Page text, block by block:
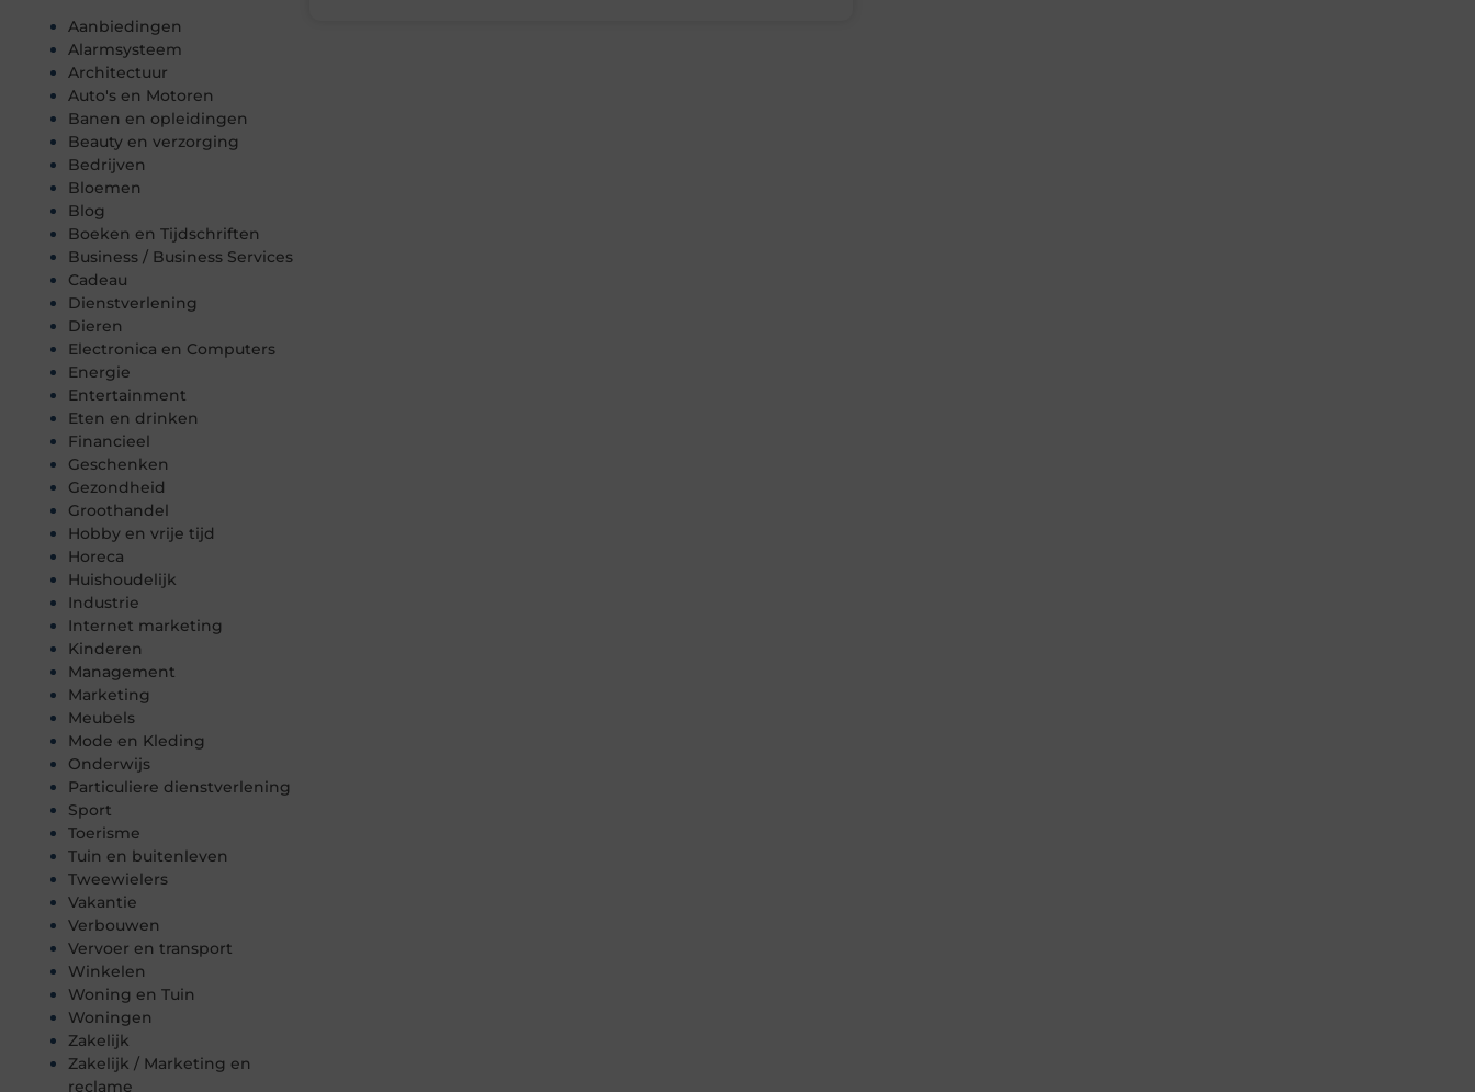
Aanbiedingen
Alarmsysteem
Architectuur
Auto's en Motoren
Banen en opleidingen
Beauty en verzorging
Bedrijven
Bloemen
Blog
Boeken en Tijdschriften
Business / Business Services
Cadeau
Dienstverlening
Dieren
Electronica en Computers
Energie
Entertainment
Eten en drinken
Financieel
Geschenken
Gezondheid
Groothandel
Hobby en vrije tijd
Horeca
Huishoudelijk
Industrie
Internet marketing
Kinderen
Management
Marketing
Meubels
Mode en Kleding
Onderwijs
Particuliere dienstverlening
Sport
Toerisme
Tuin en buitenleven
Tweewielers
Vakantie
Verbouwen
Vervoer en transport
Winkelen
Woning en Tuin
Woningen
Zakelijk
Zakelijk / Marketing en
reclame